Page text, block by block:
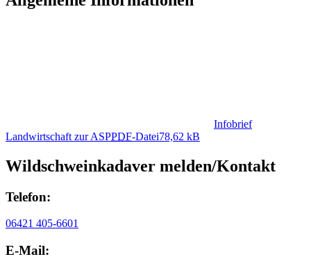
Infobrief
Landwirtschaft zur ASPPDF-Datei78,62 kB
Wildschweinkadaver melden/Kontakt
Telefon:
06421 405-6601
E-Mail: